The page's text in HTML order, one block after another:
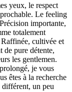
yeux, le respect
Le feeling
importante,
totalement
Raffinée, cultivée et
de pure détente,
les gentlemen.
je vous
êtes à la recherche
différent, un peu